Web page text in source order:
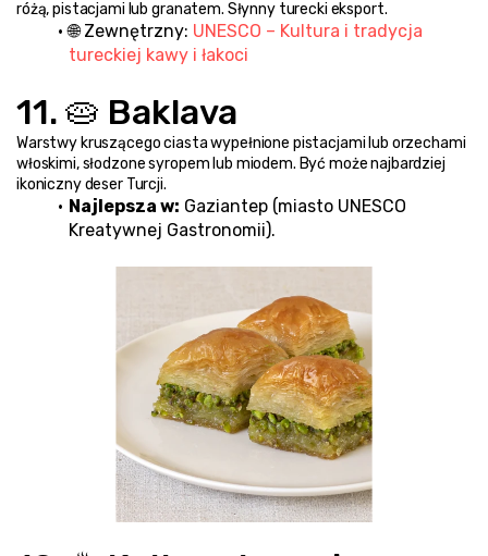
różą, pistacjami lub granatem. Słynny turecki eksport.
🌐 Zewnętrzny: UNESCO – Kultura i tradycja
tureckiej kawy i łakoci
11. 🥧 Baklava
Warstwy kruszącego ciasta wypełnione pistacjami lub orzechami
włoskimi, słodzone syropem lub miodem. Być może najbardziej
ikoniczny deser Turcji.
Najlepsza w: Gaziantep (miasto UNESCO
Kreatywnej Gastronomii).